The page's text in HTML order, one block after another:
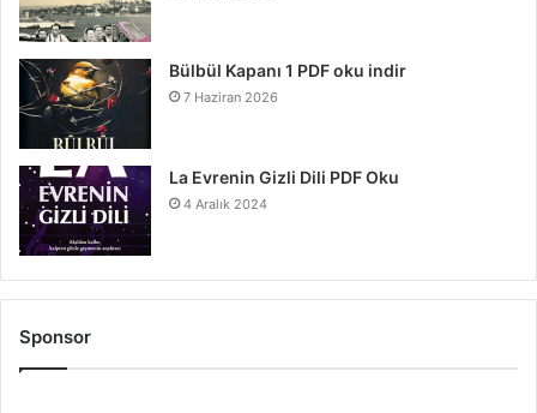
Bülbül Kapanı 1 PDF oku indir
7 Haziran 2026
La Evrenin Gizli Dili PDF Oku
4 Aralık 2024
Sponsor